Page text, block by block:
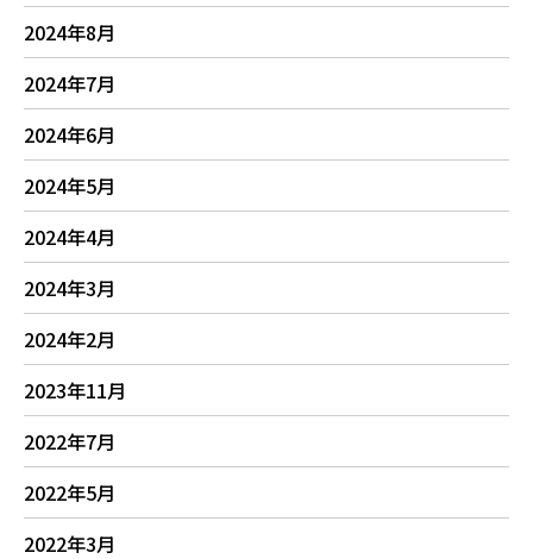
2024年8月
2024年7月
2024年6月
2024年5月
2024年4月
2024年3月
2024年2月
2023年11月
2022年7月
2022年5月
2022年3月